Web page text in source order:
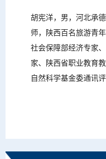
胡宪洋，男，河北承
师，陕西百名旅游青
社会保障部经济专家
家、陕西省职业教育
自然科学基金委通讯
文化地理与旅游者行